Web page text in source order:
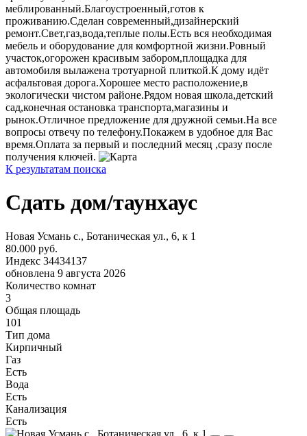
меблированный.Благоустроенный,готов к
проживанию.Сделан современный,дизайнерский
ремонт.Свет,газ,вода,теплые полы.Есть вся необходимая
мебель и оборудование для комфортной жизни.Ровный
участок,огорожен красивым забором,площадка для
автомобиля вылажена тротуарной плиткой.К дому идёт
асфальтовая дорога.Хорошее место расположение,в
экологически чистом районе.Рядом новая школа,детский
сад,конечная остановка транспорта,магазины и
рынок.Отличное предложение для дружной семьи.На все
вопросы отвечу по телефону.Покажем в удобное для Вас
время.Оплата за первый и последний месяц ,сразу после
получения ключей.
К результатам поиска
Сдать дом/таунхаус
Новая Усмань с., Ботаническая ул., 6, к 1
80.000 руб.
Индекс 34434137
обновлена 9 августа 2026
Количество комнат
3
Общая площадь
101
Тип дома
Кирпичный
Газ
Есть
Вода
Есть
Канализация
Есть